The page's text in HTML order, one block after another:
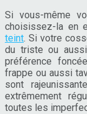
Si vous-même
choisissez-la en
teint . Si votre
du triste ou
préférence
frappe ou aussi
sont
extrêmement
toutes les